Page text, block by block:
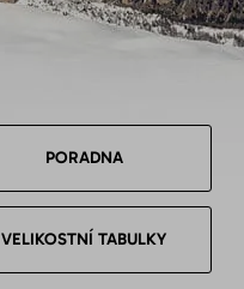
PORADNA
VELIKOSTNÍ TABULKY